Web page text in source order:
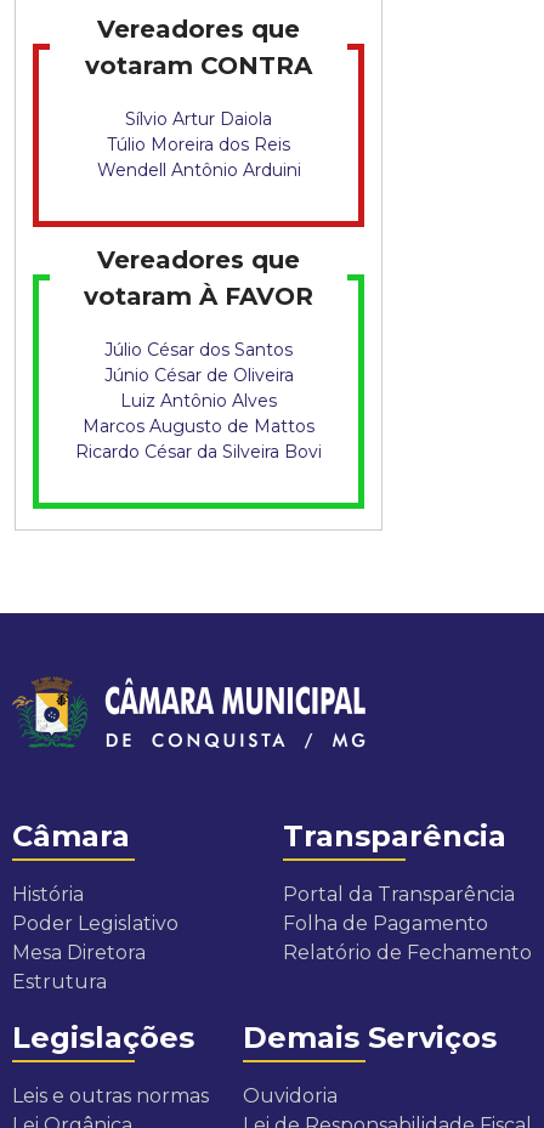
q
Vereadores que
votaram CONTRA
Sílvio Artur Daiola
Túlio Moreira dos Reis
Wendell Antônio Arduini
Vereadores que
votaram À FAVOR
Júlio César dos Santos
Júnio César de Oliveira
Luiz Antônio Alves
Marcos Augusto de Mattos
Ricardo César da Silveira Bovi
Câmara
História
Poder Legislativo
Mesa Diretora
Estrutura
Transparência
Portal da Transparência
Folha de Pagamento
Relatório de Fechamento
Legislações
Leis e outras normas
Demais Serviços
Ouvidoria